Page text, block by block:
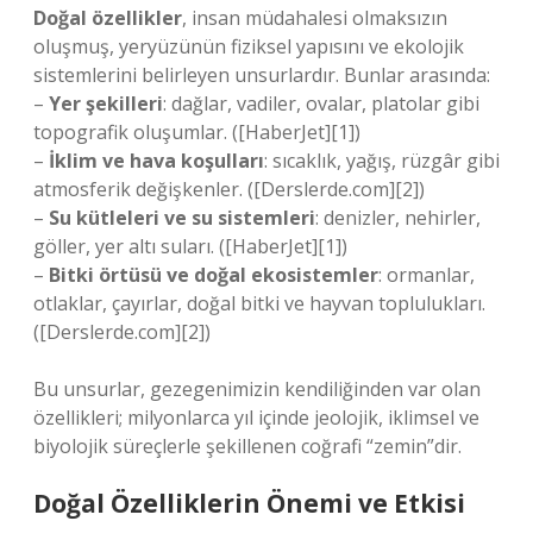
Doğal özellikler, insan müdahalesi olmaksızın
oluşmuş, yeryüzünün fiziksel yapısını ve ekolojik
sistemlerini belirleyen unsurlardır. Bunlar arasında:
– Yer şekilleri: dağlar, vadiler, ovalar, platolar gibi
topografik oluşumlar. ([HaberJet][1])
– İklim ve hava koşulları: sıcaklık, yağış, rüzgâr gibi
atmosferik değişkenler. ([Derslerde.com][2])
– Su kütleleri ve su sistemleri: denizler, nehirler,
göller, yer altı suları. ([HaberJet][1])
– Bitki örtüsü ve doğal ekosistemler: ormanlar,
otlaklar, çayırlar, doğal bitki ve hayvan toplulukları.
([Derslerde.com][2])
Bu unsurlar, gezegenimizin kendiliğinden var olan
özellikleri; milyonlarca yıl içinde jeolojik, iklimsel ve
biyolojik süreçlerle şekillenen coğrafi “zemin”dir.
Doğal Özelliklerin Önemi ve Etkisi